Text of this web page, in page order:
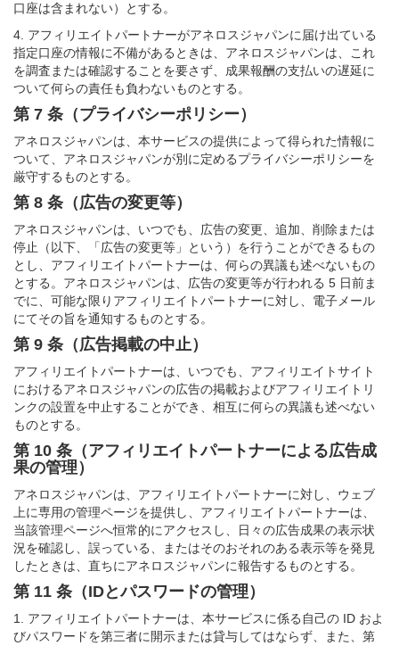
口座は含まれない）とする。
4. アフィリエイトパートナーがアネロスジャパンに届け出ている
指定口座の情報に不備があるときは、アネロスジャパンは、これ
を調査または確認することを要さず、成果報酬の支払いの遅延に
ついて何らの責任も負わないものとする。
第 7 条（プライバシーポリシー）
アネロスジャパンは、本サービスの提供によって得られた情報に
ついて、アネロスジャパンが別に定めるプライバシーポリシーを
厳守するものとする。
第 8 条（広告の変更等）
アネロスジャパンは、いつでも、広告の変更、追加、削除または
停止（以下、「広告の変更等」という）を行うことができるもの
とし、アフィリエイトパートナーは、何らの異議も述べないもの
とする。アネロスジャパンは、広告の変更等が行われる 5 日前ま
でに、可能な限りアフィリエイトパートナーに対し、電子メール
にてその旨を通知するものとする。
第 9 条（広告掲載の中止）
アフィリエイトパートナーは、いつでも、アフィリエイトサイト
におけるアネロスジャパンの広告の掲載およびアフィリエイトリ
ンクの設置を中止することができ、相互に何らの異議も述べない
ものとする。
第 10 条（アフィリエイトパートナーによる広告成
果の管理）
アネロスジャパンは、アフィリエイトパートナーに対し、ウェブ
上に専用の管理ページを提供し、アフィリエイトパートナーは、
当該管理ページへ恒常的にアクセスし、日々の広告成果の表示状
況を確認し、誤っている、またはそのおそれのある表示等を発見
したときは、直ちにアネロスジャパンに報告するものとする。
第 11 条（IDとパスワードの管理）
1. アフィリエイトパートナーは、本サービスに係る自己の ID およ
びパスワードを第三者に開示または貸与してはならず、また、第